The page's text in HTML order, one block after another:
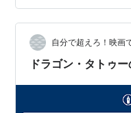
がかかってくる。一族
で、見返りに裁判判決
自分で超えろ！映画
ドラゴン・タトゥ